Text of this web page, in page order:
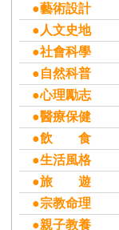
●藝術設計
●人文史地
●社會科學
●自然科普
●心理勵志
●醫療保健
●飲 食
●生活風格
●旅 遊
●宗教命理
●親子教養